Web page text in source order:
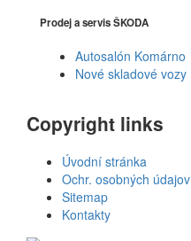
Prodej a servis ŠKODA
Autosalón Komárno
Nové skladové vozy
Copyright links
Úvodní stránka
Ochr. osobných údajov
Sitemap
Kontakty